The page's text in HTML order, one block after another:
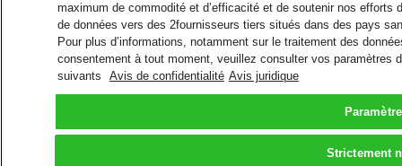
maximum de commodité et d’efficacité et de soutenir nos
de données vers des 2fournisseurs tiers situés dans des pays
Pour plus d’informations, notamment sur le traitement des
consentement à tout moment, veuillez consulter vos paramètres
suivants
Avis de confidentialité Avis juridique
Strictement